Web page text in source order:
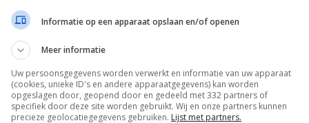
ook wat beter van kwaliteit dan een
een eigen appellation, namelijk Pinot
is een hogere kwalificatie in Italië. Het
Venezia Giulia, Veneto en Trentino. De
Grigio bestaan. Reden voor de
Informatie op een apparaat opslaan en/of openen
Meer informatie
Uw persoonsgegevens worden verwerkt en informatie van uw apparaat
(cookies, unieke ID's en andere apparaatgegevens) kan worden
opgeslagen door, geopend door en gedeeld met 332 partners of
specifiek door deze site worden gebruikt. Wij en onze partners kunnen
precieze geolocatiegegevens gebruiken. Lijst met partners.